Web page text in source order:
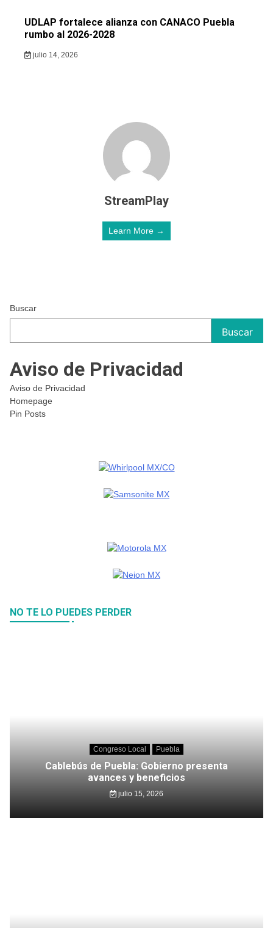
UDLAP fortalece alianza con CANACO Puebla
rumbo al 2026-2028
julio 14, 2026
StreamPlay
Learn More →
Buscar
Buscar
Aviso de Privacidad
Aviso de Privacidad
Homepage
Pin Posts
NO TE LO PUEDES PERDER
Congreso Local Puebla
Cablebús de Puebla: Gobierno presenta
avances y beneficios
julio 15, 2026